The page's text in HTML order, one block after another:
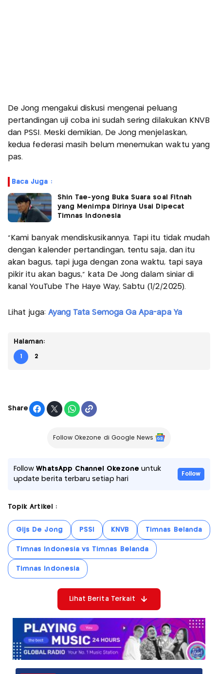
De Jong mengakui diskusi mengenai peluang
pertandingan uji coba ini sudah sering dilakukan KNVB
dan PSSI. Meski demikian, De Jong menjelaskan,
kedua federasi masih belum menemukan waktu yang
pas.
Baca Juga :
Shin Tae-yong Buka Suara soal Fitnah
yang Menimpa Dirinya Usai Dipecat
Timnas Indonesia
“Kami banyak mendiskusikannya. Tapi itu tidak mudah
dengan kalender pertandingan, tentu saja, dan itu
akan bagus, tapi juga dengan zona waktu, tapi saya
pikir itu akan bagus,” kata De Jong dalam siniar di
kanal YouTube The Haye Way, Sabtu (1/2/2025).
Lihat juga: Ayang Tata Semoga Ga Apa-apa Ya
Halaman:
1 2
Share
Follow Okezone di Google News
FollowWhatsApp Channel Okezone untuk
update berita terbaru setiap hari
Follow
Topik Artikel :
Gijs De Jong PSSI KNVB Timnas Belanda
Timnas Indonesia vs Timnas Belanda
Timnas Indonesia
Lihat Berita Terkait